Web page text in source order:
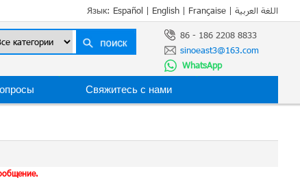
Язык: Español | English | Française | اللغة العربية
86 - 186 2208 8833
sinoeast3@163.com
WhatsApp
Свяжитесь с нами